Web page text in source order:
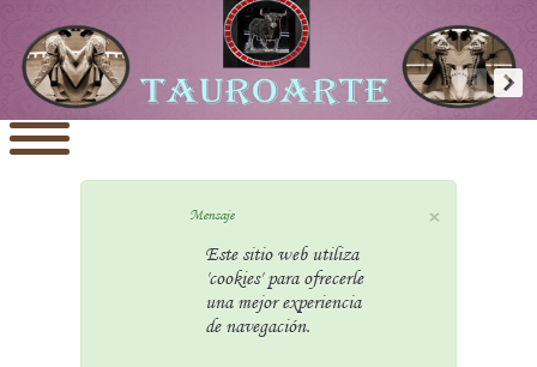
×
Mensaje
Este sitio web utiliza
'cookies' para ofrecerle
una mejor experiencia
de navegación.